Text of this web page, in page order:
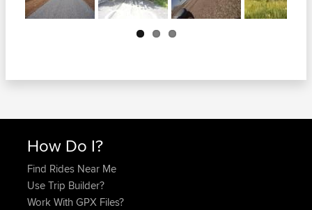
Next
How Do I?
Find Rides Near Me
Use Trip Builder?
Work With GPX Files?